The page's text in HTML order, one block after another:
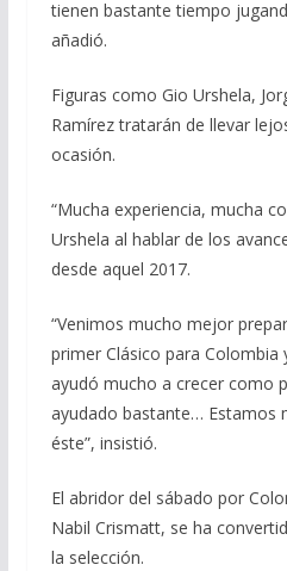
tienen bastante tiempo
añadió.
Figuras como Gio Urshela,
Ramírez tratarán de llevar
ocasión.
“Mucha experiencia, mucha
Urshela al hablar de los
desde aquel 2017.
“Venimos mucho mejor
primer Clásico para Colombia
ayudó mucho a crecer como
ayudado bastante… Estamos
éste”, insistió.
El abridor del sábado por
Nabil Crismatt, se ha
la selección.